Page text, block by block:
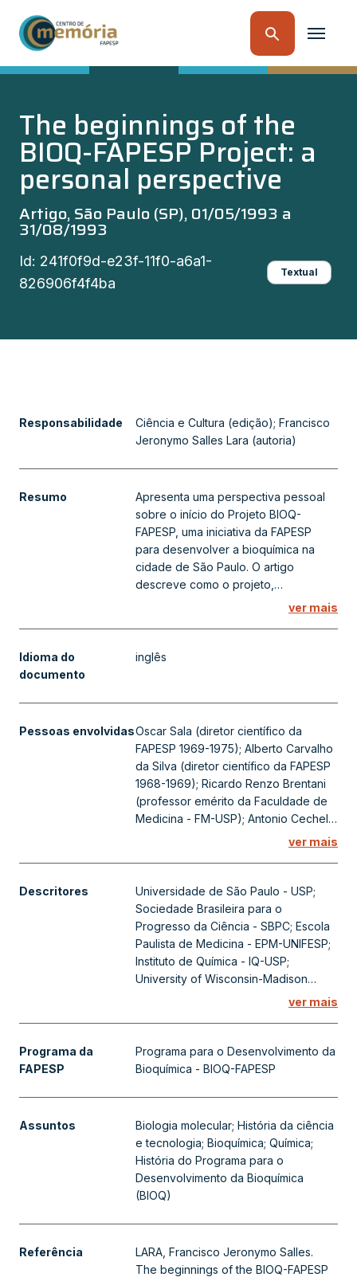
The beginnings of the
BIOQ-FAPESP Project: a
personal perspective
Artigo, São Paulo (SP), 01/05/1993 a
31/08/1993
Id: 241f0f9d-e23f-11f0-a6a1-
826906f4f4ba
Textual
Responsabilidade
Ciência e Cultura (edição); Francisco
Jeronymo Salles Lara (autoria)
Resumo
Apresenta uma perspectiva pessoal
sobre o início do Projeto BIOQ-
FAPESP, uma iniciativa da FAPESP
para desenvolver a bioquímica na
cidade de São Paulo. O artigo
descreve como o projeto,
implementado no início dos anos 70,
alinhou à reforma universitária da
como a criação de um Comitê local e
um Painel Consultivo Internacional
para a avaliação de projetos. O autor
relata sua participação na
organização inicial do plano, que
visava transformar São Paulo em um
centro de excelência bioquímica.
ver mais
Idioma do
documento
inglês
Pessoas envolvidasOscar Sala (diretor científico da
FAPESP 1969-1975); Alberto Carvalho
da Silva (diretor científico da FAPESP
1968-1969); Ricardo Renzo Brentani
(professor emérito da Faculdade de
Medicina - FM-USP); Antonio Cechelli
de Mattos Paiva (bioquímico); Hernan
Francisco Jeronymo Salles Lara
(coordenador do Programa BIOQ-
FAPESP); Metry Bacila (médico); Carl
Peter von Dietrich (bioquímico); Philip
Pacy Cohen (bioquímico); Gerald C.
Mueller (bioquímico); Marshall Warren
Nirenberg (bioquímico e geneticista);
ver mais
Descritores
Universidade de São Paulo - USP;
Sociedade Brasileira para o
Progresso da Ciência - SBPC; Escola
Paulista de Medicina - EPM-UNIFESP;
Instituto de Química - IQ-USP;
University of Wisconsin-Madison
(Estados Unidos); Conselho Nacional
Federal); National Institutes of Health -
NIH (Estados Unidos); Sociedade
Molecular - SBBq; Ato Institucional n.
5/1968 (AI-5); Departamento de
Biofísica - EPM-UNIFESP; Comitê
Latino-americano de Bioquímica -
COLAB (comitê científico
internacional); Departamento de
of Molecular Biology - RIMB (Estados
ver mais
Programa da
FAPESP
Programa para o Desenvolvimento da
Bioquímica - BIOQ-FAPESP
Assuntos
Biologia molecular; História da ciência
e tecnologia; Bioquímica; Química;
História do Programa para o
Desenvolvimento da Bioquímica
(BIOQ)
Referência
LARA, Francisco Jeronymo Salles.
The beginnings of the BIOQ-FAPESP